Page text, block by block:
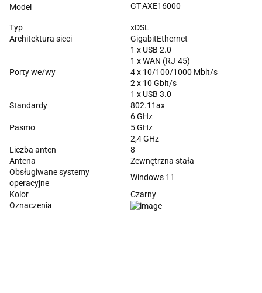
Model GT-AXE16000
Typ
xDSL
Architektura sieci
GigabitEthernet
Porty we/wy
1 x USB 2.0
1 x WAN (RJ-45)
4 x 10/100/1000 Mbit/s
2 x 10 Gbit/s
1 x USB 3.0
Standardy
802.11ax
Pasmo
6 GHz
5 GHz
2,4 GHz
Liczba anten
8
Antena
Zewnętrzna stała
Obsługiwane systemy
operacyjne
Windows 11
Kolor
Czarny
Oznaczenia